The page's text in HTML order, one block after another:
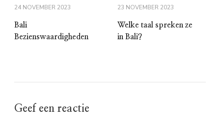
24 NOVEMBER 2023
Bali
Bezienswaardigheden
23 NOVEMBER 2023
Welke taal spreken ze
in Bali?
Geef een reactie